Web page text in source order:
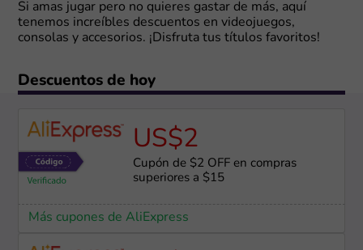
Si amas jugar pero no quieres gastar de más, aquí
tenemos increíbles descuentos en videojuegos,
consolas y accesorios. ¡Disfruta tus títulos favoritos!
Descuentos de hoy
US$2
Cupón de $2 OFF en compras
superiores a $15
Más cupones de AliExpress